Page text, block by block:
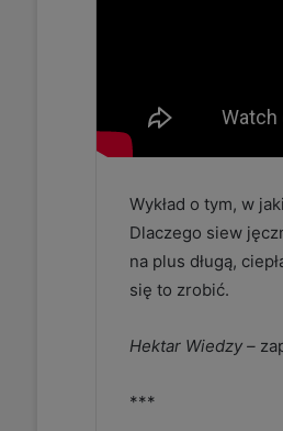
Wykład o tym, w
Dlaczego siew
na plus długą,
się to zrobić.
Hektar Wiedzy –
***